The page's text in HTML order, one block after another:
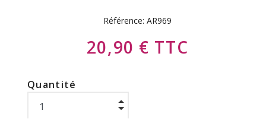
Référence: AR969
20,90 € TTC
Quantité